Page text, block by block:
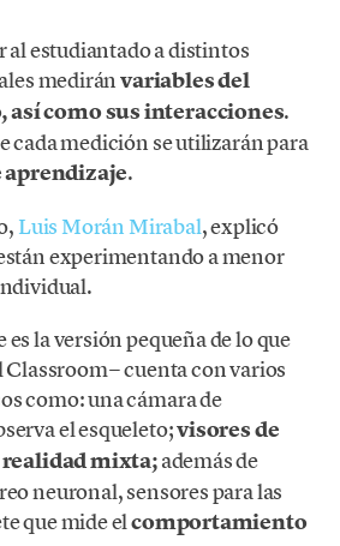
al estudiantado a distintos
mediránvariables del
como sus interacciones.
cada medición se utilizarán para
aprendizaje.
Luis Morán Mirabal, explicó
experimentando a menor
la versión pequeña de lo que
cuenta con varios
como: una cámara de
el esqueleto;visores de
mixta;además de
neuronal, sensores para las
que mide elcomportamiento